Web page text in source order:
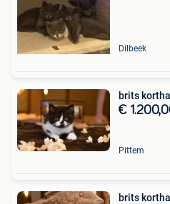
Dilbeek
brits
€
Pittem
brits